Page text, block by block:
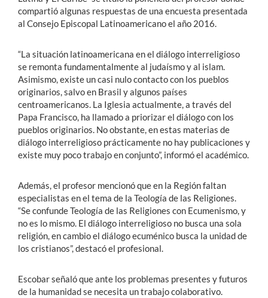
compartió algunas respuestas de una encuesta presentada
al Consejo Episcopal Latinoamericano el año 2016.
“La situación latinoamericana en el diálogo interreligioso
se remonta fundamentalmente al judaísmo y al islam.
Asimismo, existe un casi nulo contacto con los pueblos
originarios, salvo en Brasil y algunos países
centroamericanos. La Iglesia actualmente, a través del
Papa Francisco, ha llamado a priorizar el diálogo con los
pueblos originarios. No obstante, en estas materias de
diálogo interreligioso prácticamente no hay publicaciones y
existe muy poco trabajo en conjunto”, informó el académico.
Además, el profesor mencionó que en la Región faltan
especialistas en el tema de la Teología de las Religiones.
“Se confunde Teología de las Religiones con Ecumenismo, y
no es lo mismo. El diálogo interreligioso no busca una sola
religión, en cambio el diálogo ecuménico busca la unidad de
los cristianos”, destacó el profesional.
Escobar señaló que ante los problemas presentes y futuros
de la humanidad se necesita un trabajo colaborativo.